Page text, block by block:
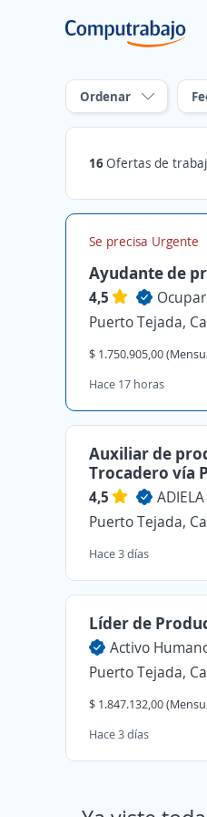
Ordenar
16Ofertas de trabajo de
Se precisa Urgente
Ayudante de
4,5
Puerto Tejada,
$ 1.750.905,00
Hace 17 horas
Auxiliar de
Trocadero vía
4,5
Puerto Tejada,
Hace 3 días
Líder de
Activo
Puerto Tejada,
$ 1.847.132,00
Hace 3 días